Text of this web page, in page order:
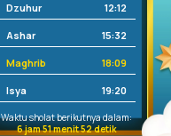
Dzuhur 12:12
Ashar 15:32
Maghrib 18:09
Isya 19:20
Waktu sholat berikutnya dalam:
6 jam 51 menit 52 detik